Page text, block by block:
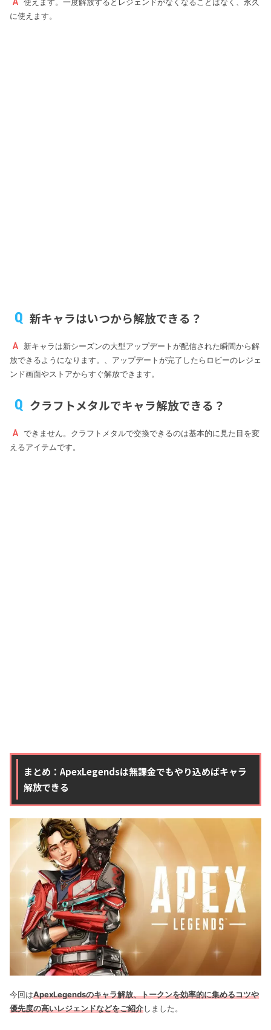
に使えます。
新キャラはいつから解放できる？
新キャラは新シーズンの大型アップデートが配信された瞬間から解
放できるようになります。、アップデートが完了したらロビーのレジェ
ンド画面やストアからすぐ解放できます。
クラフトメタルでキャラ解放できる？
できません。クラフトメタルで交換できるのは基本的に見た目を変
えるアイテムです。
まとめ：ApexLegendsは無課金でもやり込めばキャラ
解放できる
今回はApexLegendsのキャラ解放、トークンを効率的に集めるコツや
優先度の高いレジェンドなどをご紹介しました。